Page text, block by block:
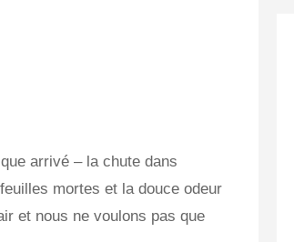
arrivé – la chute dans
mortes et la douce odeur
et nous ne voulons pas que